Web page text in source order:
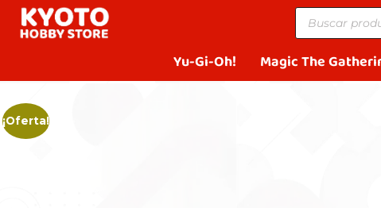
Yu-Gi-Oh! Magic The
¡Oferta!